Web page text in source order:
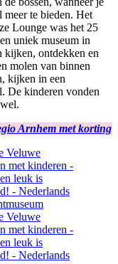
meer te bieden. Het
Lounge was het 25
uniek museum in
kijken, ontdekken en
molen van binnen
kijken in een
De kinderen vonden
Arnhem met korting